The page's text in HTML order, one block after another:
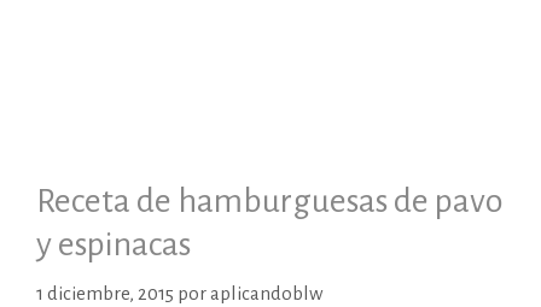
Receta de hamburguesas de pavo
y espinacas
1 diciembre, 2015 poraplicandoblw